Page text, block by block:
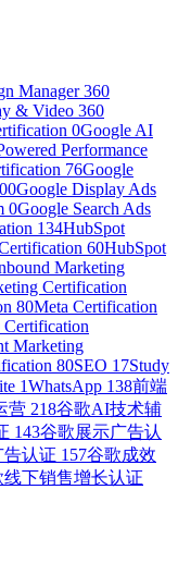
Manager 360
& Video 360
0Google AI
Performance
76Google
Google Display Ads
0Google Search Ads
134HubSpot
60HubSpot
Marketing
Certification
80Meta Certification
Certification
Marketing
80SEO 17Study
1WhatsApp 138前端
营 218谷歌AI技术辅
143谷歌展示广告认
认证 157谷歌成效
线下销售增长认证